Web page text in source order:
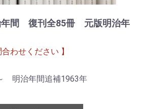
年間 復刊全85冊 元版明治年
わせください 】
明治年間追補1963年